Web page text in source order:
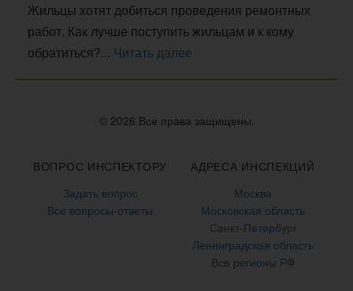
Жильцы хотят добиться проведения ремонтных
работ. Как лучше поступить жильцам и к кому
обратиться?... Читать далее
© 2026 Все права защищены.
ВОПРОС ИНСПЕКТОРУ
Задать вопрос
Все вопросы-ответы
АДРЕСА ИНСПЕКЦИЙ
Москва
Московская область
Санкт-Петербург
Ленинградская область
Все регионы РФ